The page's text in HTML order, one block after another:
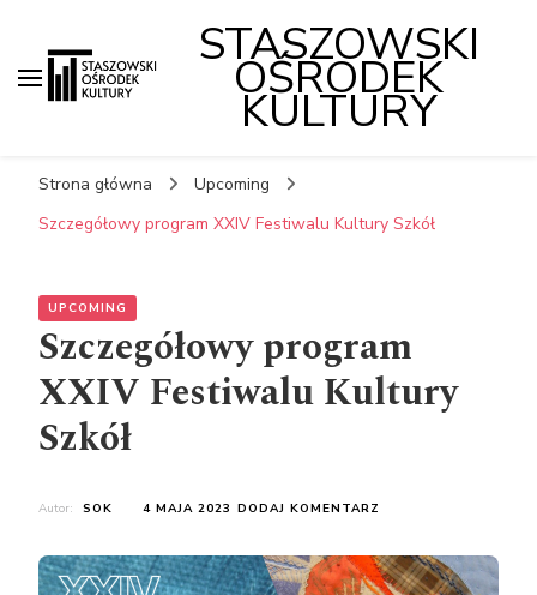
STASZOWSKI
OŚRODEK
KULTURY
Strona główna
Upcoming
Szczegółowy program XXIV Festiwalu Kultury Szkół
UPCOMING
Szczegółowy program
XXIV Festiwalu Kultury
Szkół
Autor: SOK 4 MAJA 2023 DODAJ KOMENTARZ
XXIV